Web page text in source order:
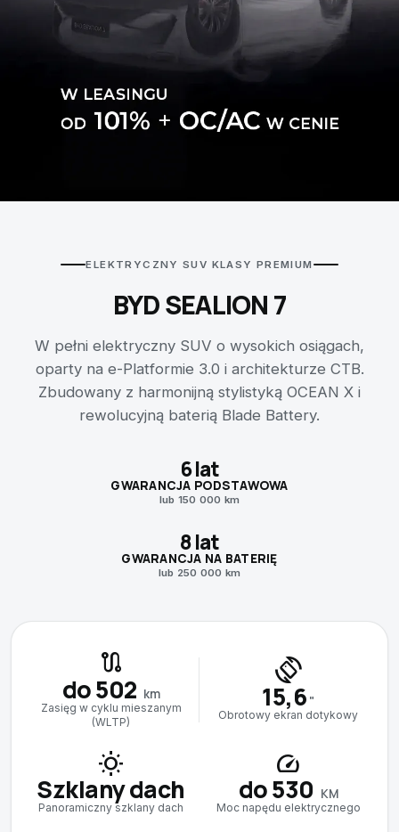
ELEKTRYCZNY SUV KLASY PREMIUM
BYD SEALION 7
W pełni elektryczny SUV o wysokich osiągach,
oparty na e-Platformie 3.0 i architekturze CTB.
Zbudowany z harmonijną stylistyką OCEAN X i
rewolucyjną baterią Blade Battery.
6 lat
GWARANCJA PODSTAWOWA
lub 150 000 km
8 lat
GWARANCJA NA BATERIĘ
lub 250 000 km
route
do 502 km
Zasięg w cyklu mieszanym
(WLTP)
screen_rotation
15,6 "
Obrotowy ekran dotykowy
wb_sunny
Szklany dach
Panoramiczny szklany dach
speed
do 530 KM
Moc napędu elektrycznego